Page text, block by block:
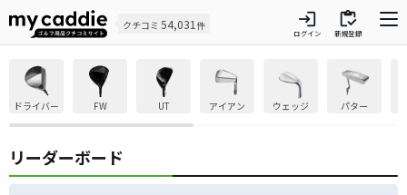
クチコミ 54,031 件 login
ログイン
inventory
新規登録
ドライバー FW UT アイアン ウェッジ パター
リーダーボード